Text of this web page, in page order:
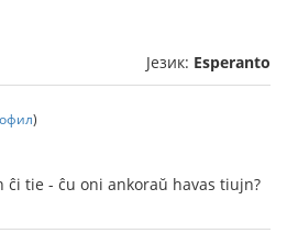
Језик: Esperanto
)
tie - ĉu oni ankoraŭ havas tiujn?